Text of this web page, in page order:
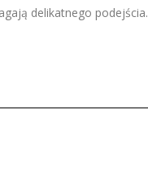
delikatnego podejścia.